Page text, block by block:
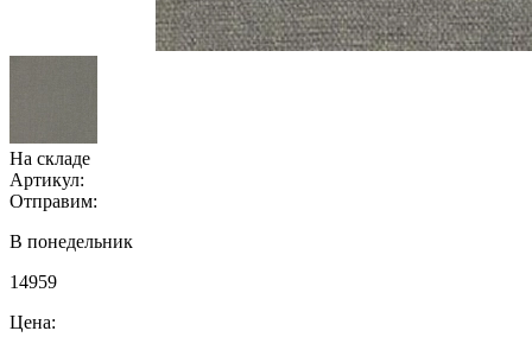
На складе
Артикул:
Отправим:
В понедельник
14959
Цена: